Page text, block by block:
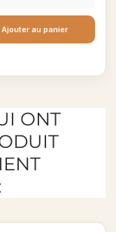
Ajouter au panier
ONT